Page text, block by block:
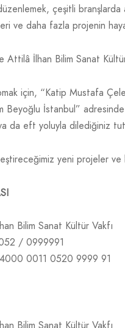
çeşitli
ve daha fazla projenin
Attilâ İlhan Bilim Sanat
için, “Katip Mustafa
Beyoğlu İstanbul”
da eft yoluyla dilediğiniz
yeni projeler ve
Bilim Sanat Kültür Vakfı
/ 0999991
0011 0520 9999 91
Bilim Sanat Kültür Vakfı